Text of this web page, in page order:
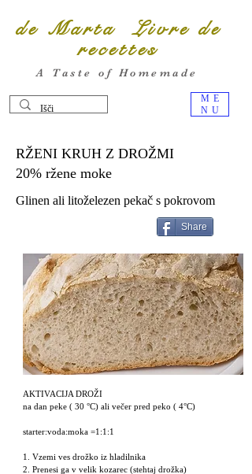
ME
NU
de Marta Livre de
recettes
A Taste of Homemade
RŽENI KRUH Z DROŽMI
20% ržene moke
Glinen ali litoželezen pekač s pokrovom
Share
AKTIVACIJA DROŽI
na dan peke ( 30 °C) ali večer pred peko ( 4°C)
starter:voda:moka =1:1:1
1. Vzemi ves drožko iz hladilnika
2. Prenesi ga v velik kozarec (stehtaj drožka)